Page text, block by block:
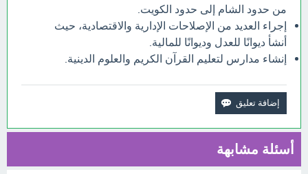
من حدود الشام إلى حدود الكويت.
إجراء العديد من الإصلاحات الإدارية والاقتصادية، حيث
أنشأ ديوانًا للعدل وديوانًا للمالية.
إنشاء مدارس لتعليم القرآن الكريم والعلوم الدينية.
أسئلة مشابهة